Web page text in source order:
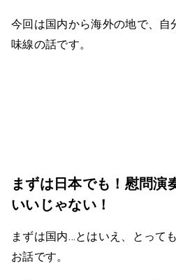
今回は国内から海外の地で、自
味線の話です。
まずは日本でも！慰問演
いいじゃない！
まずは国内…とはいえ、とって
お話です。